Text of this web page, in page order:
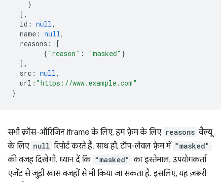
}
],
id : null,
name : null,
reasons :
[
{"reason" : "masked" }
],
src : null,
url : "https://www.example.com"
}
सभी क्रॉस-ऑरिजिन iframe के लिए, हम फ़्रेम के लिए reasons वैल्यू
के लिए null रिपोर्ट करते हैं. साथ ही, टॉप-लेवल फ़्रेम में "masked"
की वजह दिखेगी. ध्यान दें कि "masked" का इस्तेमाल, उपयोगकर्ता
एजेंट से जुड़ी खास वजहों से भी किया जा सकता है. इसलिए, यह ज़रूरी